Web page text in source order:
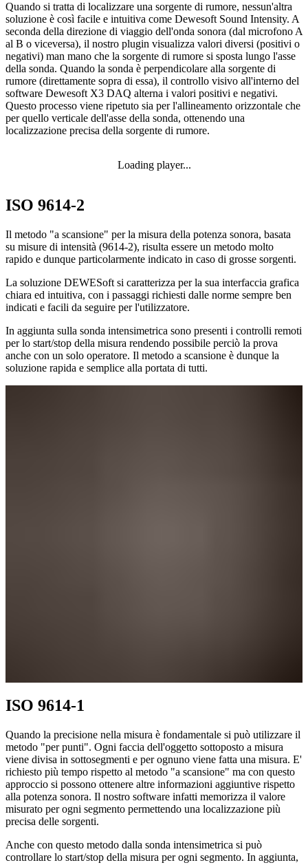
Quando si tratta di localizzare una sorgente di rumore, nessun'altra
soluzione è così facile e intuitiva come Dewesoft Sound Intensity. A
seconda della direzione di viaggio dell'onda sonora (dal microfono A
al B o viceversa), il nostro plugin visualizza valori diversi (positivi o
negativi) man mano che la sorgente di rumore si sposta lungo l'asse
della sonda. Quando la sonda è perpendicolare alla sorgente di
rumore (direttamente sopra di essa), il controllo visivo all'interno del
software Dewesoft X3 DAQ alterna i valori positivi e negativi.
Questo processo viene ripetuto sia per l'allineamento orizzontale che
per quello verticale dell'asse della sonda, ottenendo una
localizzazione precisa della sorgente di rumore.
Loading player...
ISO 9614-2
Il metodo "a scansione" per la misura della potenza sonora, basata
su misure di intensità (9614-2), risulta essere un metodo molto
rapido e dunque particolarmente indicato in caso di grosse sorgenti.
La soluzione DEWESoft si caratterizza per la sua interfaccia grafica
chiara ed intuitiva, con i passaggi richiesti dalle norme sempre ben
indicati e facili da seguire per l'utilizzatore.
In aggiunta sulla sonda intensimetrica sono presenti i controlli remoti
per lo start/stop della misura rendendo possibile perciò la prova
anche con un solo operatore. Il metodo a scansione è dunque la
soluzione rapida e semplice alla portata di tutti.
ISO 9614-1
Quando la precisione nella misura è fondamentale si può utilizzare il
metodo "per punti". Ogni faccia dell'oggetto sottoposto a misura
viene divisa in sottosegmenti e per ognuno viene fatta una misura. E'
richiesto più tempo rispetto al metodo "a scansione" ma con questo
approccio si possono ottenere altre informazioni aggiuntive rispetto
alla potenza sonora. Il nostro software infatti memorizza il valore
misurato per ogni segmento permettendo una localizzazione più
precisa delle sorgenti.
Anche con questo metodo dalla sonda intensimetrica si può
controllare lo start/stop della misura per ogni segmento. In aggiunta,